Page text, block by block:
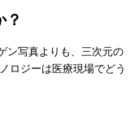
？
ン写真よりも、三次元の
ロジーは医療現場でどう